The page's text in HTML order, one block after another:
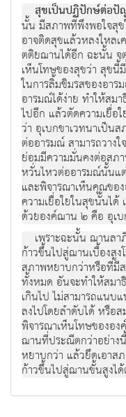
สุขเป็นปฏิปักษ์ต่อ
นั้น มีสภาพที่พึงพอใจสุ
อาจติดสุขแล้วหลงใหล
ตติยฌานได้อีก ฉะนั้น จ
เห็นโทษของสุขว่า สุข
ในการลิ้มชิมรสของอาร
อารมณ์ได้ง่าย ทำให้สม
ไปอีก แล้วตัดความเยื่อ
ว่า อุเบกขาเวทนาเป็น
ต่ออารมณ์ สามารถวาง
ย่อมมีความมั่นคงต่อสภ
หวั่นไหวต่ออารมณ์นั้นแ
และพิจารณาเห็นคุณขอ
ความเยื่อใยในสุขนั้นไ
ด้วยองค์ฌาน ๒ คือ อุเบ
เพราะฉะนั้น ฌานล
ก้าวขึ้นไปสู่ฌานเบื้องสู
สภาพหยาบกว่าหรือที่มี
ทั้งหมด อันจะทำให้สมา
เกินไป ไม่สามารถแน
ลงไปโดยลำดับได้ หรือ
พิจารณาเห็นโทษของอ
ฌานที่ประณีตกว่าอย่าง
หยาบกว่า แล้วยึดเอา
ก้าวขึ้นไปสู่ฌานขั้นสูงไ